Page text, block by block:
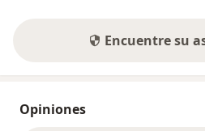
Encuentre su
Opiniones